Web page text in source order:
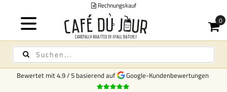
Rechnungskauf
Bewertet mit4.9/5 basierend auf Google-Kundenbewertungen